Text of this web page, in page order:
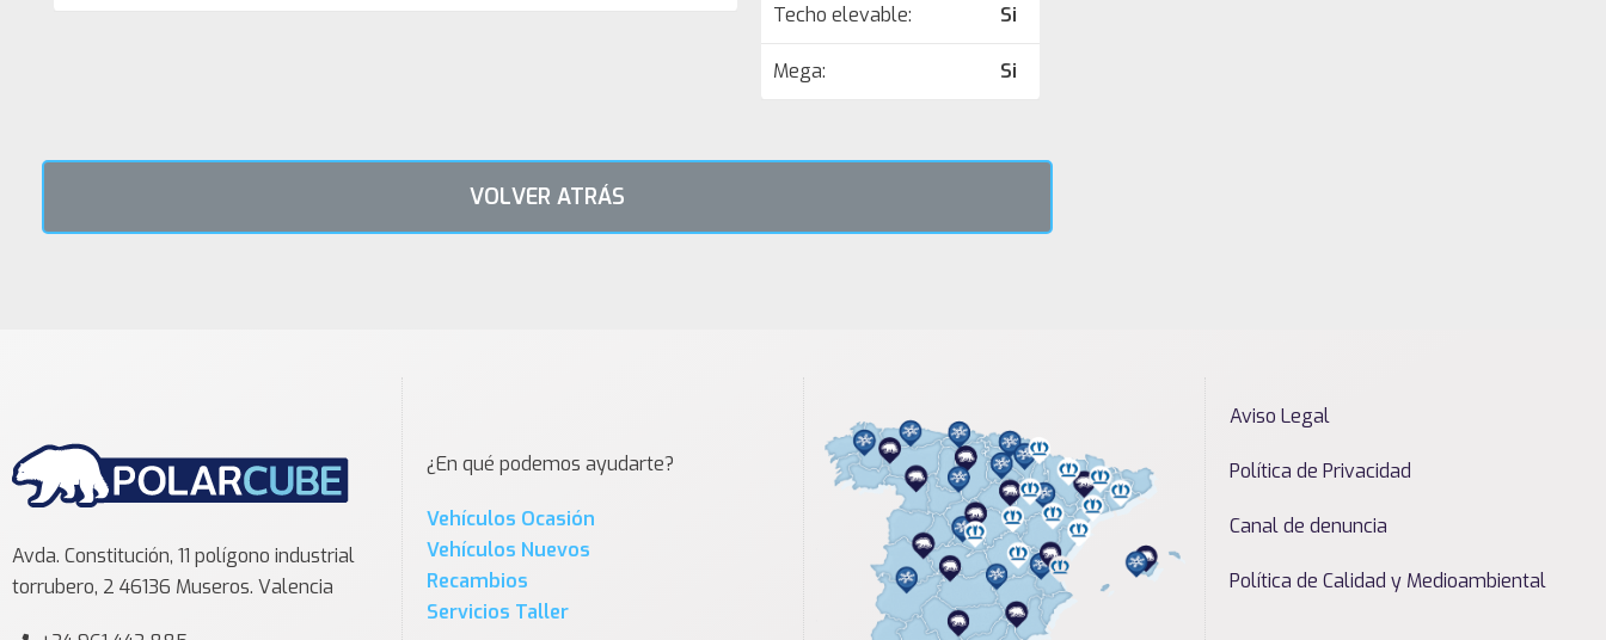
Techo elevable: Si
Mega: Si
VOLVER ATRÁS
Avda. Constitución, 11 polígono industrial
torrubero, 2 46136 Museros. Valencia
¿En qué podemos ayudarte?
Vehículos Ocasión
Vehículos Nuevos
Recambios
Servicios Taller
Aviso Legal
Política de Privacidad
Canal de denuncia
Política de Calidad y Medioambiental